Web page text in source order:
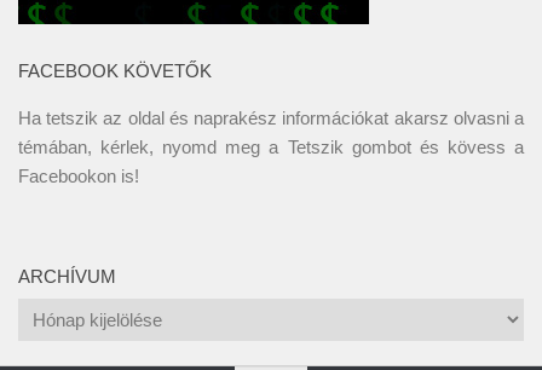
FACEBOOK KÖVETŐK
Ha tetszik az oldal és naprakész információkat akarsz olvasni a
témában, kérlek, nyomd meg a Tetszik gombot és kövess a
Facebookon is!
ARCHÍVUM
Archívum